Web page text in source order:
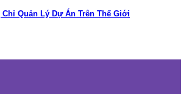
Quản Lý Dự Án Trên Thế Giới